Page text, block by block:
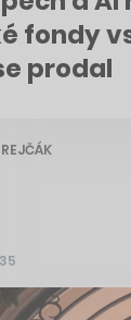
fondy
prodal